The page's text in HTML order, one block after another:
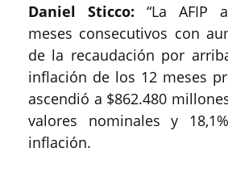
Daniel Sticco: “La AFIP
meses consecutivos con
de la recaudación por
inflación de los 12 meses
ascendió a $862.480
valores nominales y
inflación.